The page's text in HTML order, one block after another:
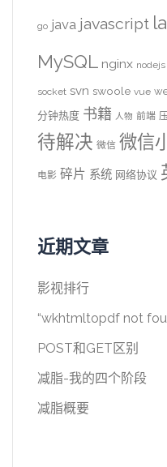
go java javascript
MySQL nginx nodejs
socket svn swoole vue
分钟热度 书籍 人物 前端
待解决 微信 微信
电影 碎片 系统 网络协议
近期文章
影视排行
“wkhtmltopdf not
POST和GET区别
减脂-我的四个阶段
减脂概要